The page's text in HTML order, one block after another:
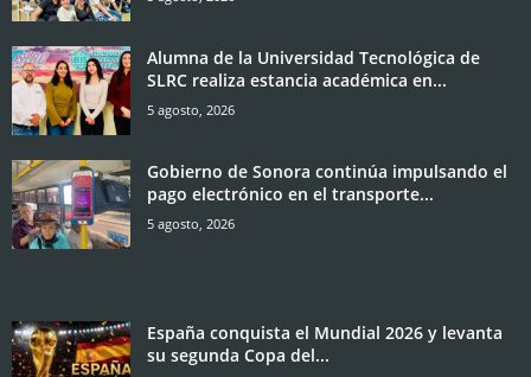
Alumna de la Universidad Tecnológica de
SLRC realiza estancia académica en...
5 agosto, 2026
Gobierno de Sonora continúa impulsando el
pago electrónico en el transporte...
5 agosto, 2026
España conquista el Mundial 2026 y levanta
su segunda Copa del...